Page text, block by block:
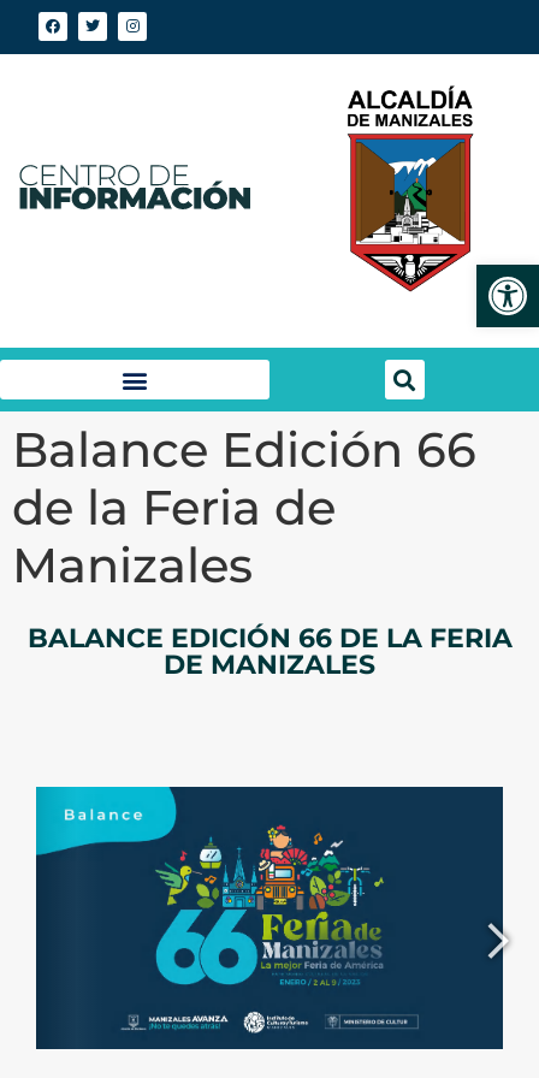
Balance Edición 66
de la Feria de
Manizales
BALANCE EDICIÓN 66 DE LA FERIA
DE MANIZALES